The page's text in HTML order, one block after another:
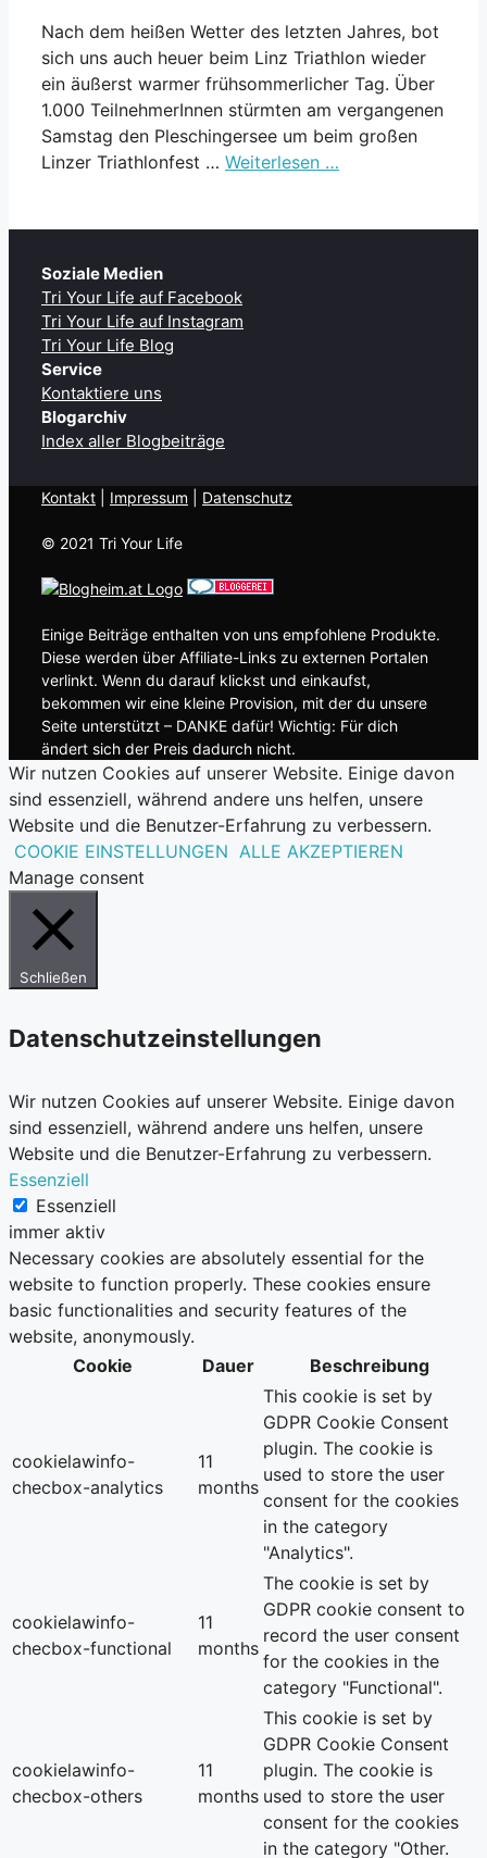
Nach dem heißen Wetter des letzten Jahres, bot
sich uns auch heuer beim Linz Triathlon wieder
ein äußerst warmer frühsommerlicher Tag. Über
1.000 TeilnehmerInnen stürmten am vergangenen
Samstag den Pleschingersee um beim großen
Linzer Triathlonfest … Weiterlesen …
Soziale Medien
Tri Your Life auf Facebook
Tri Your Life auf Instagram
Tri Your Life Blog
Service
Kontaktiere uns
Blogarchiv
Index aller Blogbeiträge
Kontakt Impressum Datenschutz
© 2021 Tri Your Life
Einige Beiträge enthalten von uns empfohlene Produkte.
Diese werden über Affiliate-Links zu externen Portalen
verlinkt. Wenn du darauf klickst und einkaufst,
bekommen wir eine kleine Provision, mit der du unsere
Seite unterstützt – DANKE dafür! Wichtig: Für dich
ändert sich der Preis dadurch nicht.
Wir nutzen Cookies auf unserer Website. Einige davon
sind essenziell, während andere uns helfen, unsere
Website und die Benutzer-Erfahrung zu verbessern.
COOKIE EINSTELLUNGEN ALLE AKZEPTIEREN
Manage consent
Schließen
Datenschutzeinstellungen
Wir nutzen Cookies auf unserer Website. Einige davon
sind essenziell, während andere uns helfen, unsere
Website und die Benutzer-Erfahrung zu verbessern.
Essenziell
Essenziell
immer aktiv
Necessary cookies are absolutely essential for the
website to function properly. These cookies ensure
basic functionalities and security features of the
website, anonymously.
Cookie
Dauer Beschreibung
cookielawinfo-
checbox-analytics
11
months
This cookie is set by
GDPR Cookie Consent
plugin. The cookie is
used to store the user
consent for the cookies
in the category
"Analytics".
cookielawinfo-
checbox-functional
11
months
The cookie is set by
GDPR cookie consent to
record the user consent
for the cookies in the
category "Functional".
cookielawinfo-
checbox-others
11
months
This cookie is set by
GDPR Cookie Consent
plugin. The cookie is
used to store the user
consent for the cookies
in the category "Other.